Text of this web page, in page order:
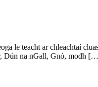
le teacht ar chleachtaí
Dún na nGall, Gnó, modh